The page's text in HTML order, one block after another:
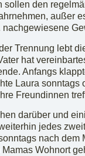
sollen den
außer
nachgewiesene
Trennung lebt
hat
Anfangs
Laura sonntags
Freundinnen
darüber und
jedes
nach dem
Wohnort